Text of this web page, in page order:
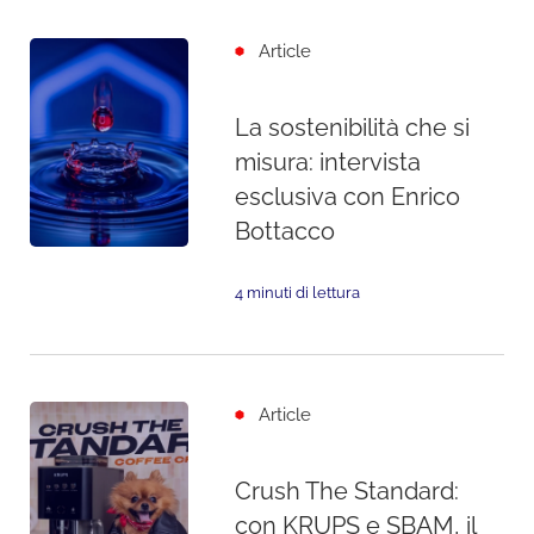
Article
La sostenibilità che si
misura: intervista
esclusiva con Enrico
Bottacco
4 minuti di lettura
Article
Crush The Standard:
con KRUPS e SBAM, il